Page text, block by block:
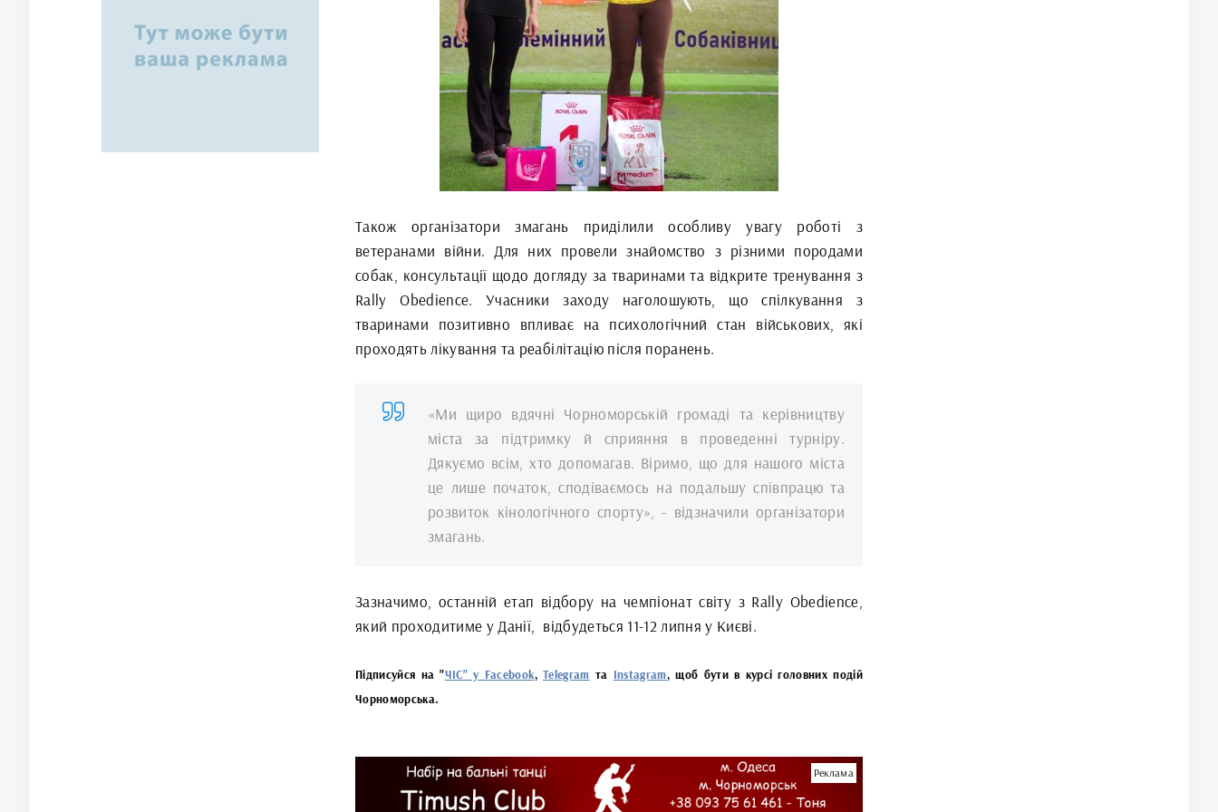
Також організатори змагань приділили особливу увагу роботі з
ветеранами війни. Для них провели знайомство з різними породами
собак, консультації щодо догляду за тваринами та відкрите тренування з
Rally Obedience. Учасники заходу наголошують, що спілкування з
тваринами позитивно впливає на психологічний стан військових, які
проходять лікування та реабілітацію після поранень.
«Ми щиро вдячні Чорноморській громаді та керівництву
міста за підтримку й сприяння в проведенні турніру.
Дякуємо всім, хто допомагав. Віримо, що для нашого міста
це лише початок, сподіваємось на подальшу співпрацю та
розвиток кінологічного спорту», - відзначили організатори
змагань.
Зазначимо, останній етап відбору на чемпіонат світу з Rally Obedience,
який проходитиме у Данії,
відбудеться 11-12 липня у Києві.
Підписуйся на "ЧІС" у Facebook,Telegram та Instagram, щоб бути в курсі головних подій
Чорноморська.
Реклама